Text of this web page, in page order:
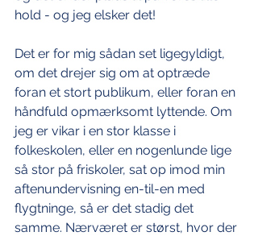
hold - og jeg elsker det!
Det er for mig sådan set ligegyldigt,
om det drejer sig om at optræde
foran et stort publikum, eller foran en
håndfuld opmærksomt lyttende. Om
jeg er vikar i en stor klasse i
folkeskolen, eller en nogenlunde lige
så stor på friskoler, sat op imod min
aftenundervisning en-til-en med
flygtninge, så er det stadig det
samme. Nærværet er størst, hvor der